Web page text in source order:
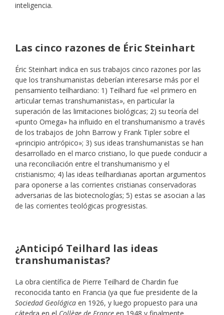
inteligencia.
Las cinco razones de Éric Steinhart
Éric Steinhart indica en sus trabajos cinco razones por las
que los transhumanistas deberían interesarse más por el
pensamiento teilhardiano: 1) Teilhard fue «el primero en
articular temas transhumanistas», en particular la
superación de las limitaciones biológicas; 2) su teoría del
«punto Omega» ha influido en el transhumanismo a través
de los trabajos de John Barrow y Frank Tipler sobre el
«principio antrópico»; 3) sus ideas transhumanistas se han
desarrollado en el marco cristiano, lo que puede conducir a
una reconciliación entre el transhumanismo y el
cristianismo; 4) las ideas teilhardianas aportan argumentos
para oponerse a las corrientes cristianas conservadoras
adversarias de las biotecnologías; 5) estas se asocian a las
de las corrientes teológicas progresistas.
¿Anticipó Teilhard las ideas
transhumanistas?
La obra científica de Pierre Teilhard de Chardin fue
reconocida tanto en Francia (ya que fue presidente de la
Sociedad Geológica en 1926, y luego propuesto para una